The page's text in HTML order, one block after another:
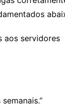
aos servidores